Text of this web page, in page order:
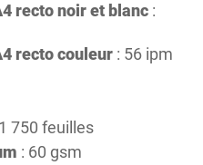
recto noir et blanc :
recto couleur : 56 ipm
750 feuilles
: 60 gsm